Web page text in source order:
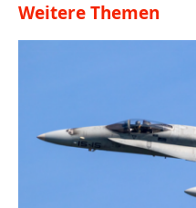
Weitere Themen